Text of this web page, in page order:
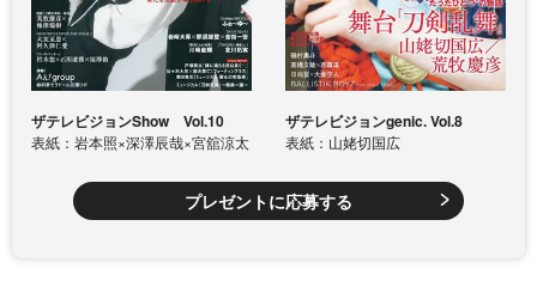
ザテレビジョンShow Vol.10
表紙：岩本照×深澤辰哉×宮舘涼太
ザテレビジョンgenic. Vol.8
表紙：山姥切国広
プレゼントに応募する